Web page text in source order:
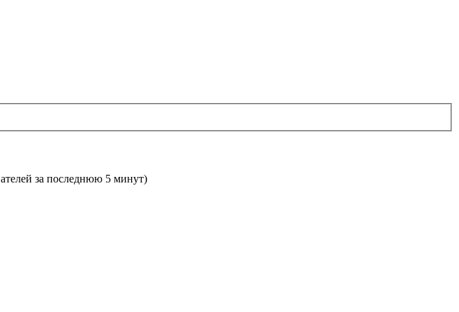
за последнюю 5 минут)